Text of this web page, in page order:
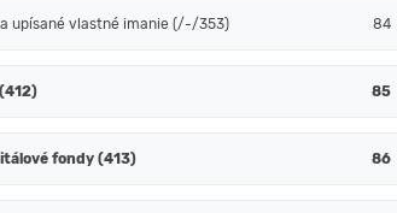
upísané vlastné imanie (/-/353) 84
85
fondy (413) 86